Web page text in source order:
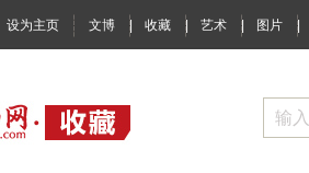
设为主页 文博 | 收藏 | 艺术 | 图片 |